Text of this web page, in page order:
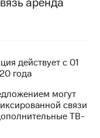
действует с 01
года
могут
связи
ТВ-